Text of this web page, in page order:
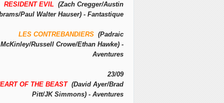
RESIDENT EVIL (Zach Cregger/Austin
Paul Walter Hauser) - Fantastique
LES CONTREBANDIERS (Padraic
McKinley/Russell Crowe/Ethan Hawke) -
Aventures
23/09
OF THE BEAST(David Ayer/Brad
Pitt/JK Simmons) - Aventures